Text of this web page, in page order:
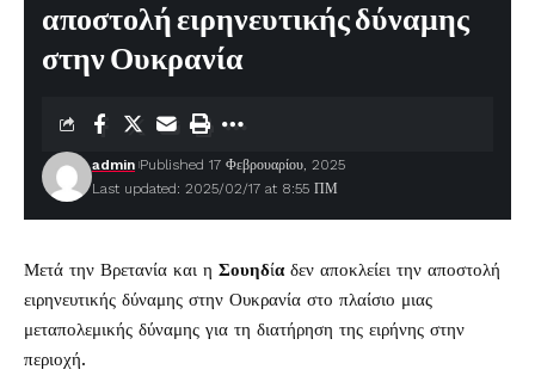
αποστολή ειρηνευτικής δύναμης
στην Ουκρανία
Last updated: 2025/02/17 at 8:55 ΠΜ
admin Published 17 Φεβρουαρίου, 2025
Μετά την Βρετανία και η Σουηδίαδεν αποκλείει την αποστολή
ειρηνευτικής δύναμης στην Ουκρανία στο πλαίσιο μιας
μεταπολεμικής δύναμης για τη διατήρηση της ειρήνης στην
περιοχή.